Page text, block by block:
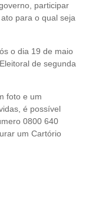
participar
para o qual seja
o dia 19 de maio
de segunda
foto e um
é possível
0800 640
um Cartório